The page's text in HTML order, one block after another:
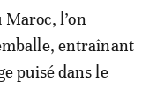
Maroc, l’on
entraînant
puisé dans le